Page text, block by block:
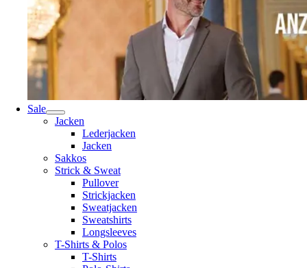
Sale
Jacken
Lederjacken
Jacken
Sakkos
Strick & Sweat
Pullover
Strickjacken
Sweatjacken
Sweatshirts
Longsleeves
T-Shirts & Polos
T-Shirts